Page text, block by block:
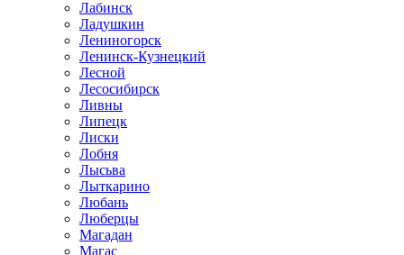
Лабинск
Ладушкин
Лениногорск
Ленинск-Кузнецкий
Лесной
Лесосибирск
Ливны
Липецк
Лиски
Лобня
Лысьва
Лыткарино
Любань
Люберцы
Магадан
Магас